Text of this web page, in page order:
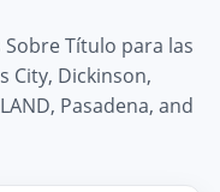
Título para las
City, Dickinson,
Pasadena, and